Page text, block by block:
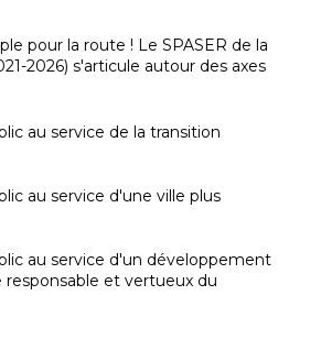
pour la route ! Le SPASER de la
2026) s'articule autour des axes
au service de la transition
au service d'une ville plus
au service d'un développement
et vertueux du